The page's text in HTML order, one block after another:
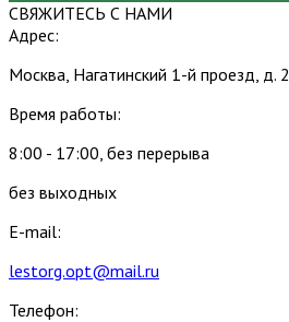
СВЯЖИТЕСЬ С НАМИ
Адрес:
Москва, Нагатинский 1-й проезд, д. 2
Время работы:
8:00 - 17:00, без перерыва
без выходных
E-mail:
lestorg.opt@mail.ru
Телефон: